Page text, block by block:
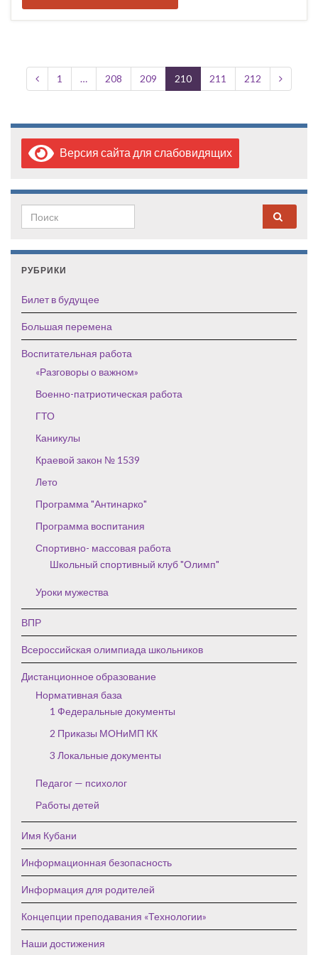
1 … 208 209 210 211 212
Версия сайта для слабовидящих
Search for:
РУБРИКИ
Билет в будущее
Большая перемена
Воспитательная работа
«Разговоры о важном»
Военно-патриотическая работа
ГТО
Каникулы
Краевой закон № 1539
Лето
Программа "Антинарко"
Программа воспитания
Спортивно- массовая работа
Школьный спортивный клуб "Олимп"
Уроки мужества
ВПР
Всероссийская олимпиада школьников
Дистанционное образование
Нормативная база
1 Федеральные документы
2 Приказы МОНиМП КК
3 Локальные документы
Педагог — психолог
Работы детей
Имя Кубани
Информационная безопасность
Информация для родителей
Концепции преподавания «Технологии»
Наши достижения